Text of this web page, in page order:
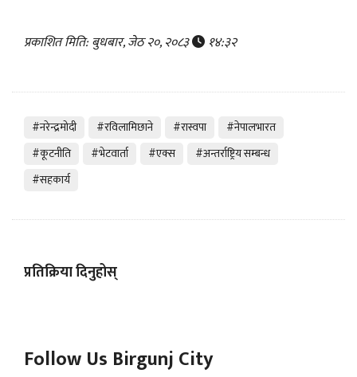
प्रकाशित मिति: बुधबार, जेठ २०, २०८३ १४:३२
#नरेन्द्रमोदी #रविलामिछाने #रास्वपा
#नेपालभारत
#कूटनीति
#भेटवार्ता #एक्स
#अन्तर्राष्ट्रिय सम्बन्ध
#सहकार्य
प्रतिक्रिया दिनुहोस्
Follow Us Birgunj City